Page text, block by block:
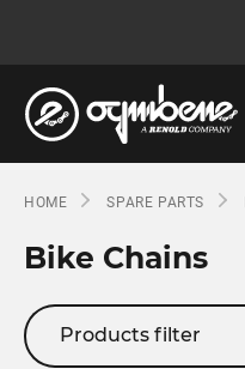
HOME SPARE PARTS
Bike Chains
Products filter